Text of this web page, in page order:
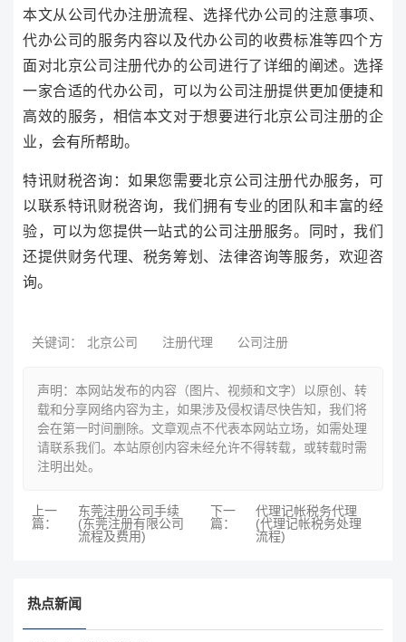
本文从公司代办注册流程、选择代办公司的注意事项、
代办公司的服务内容以及代办公司的收费标准等四个方
面对北京公司注册代办的公司进行了详细的阐述。选择
一家合适的代办公司，可以为公司注册提供更加便捷和
高效的服务，相信本文对于想要进行北京公司注册的企
业，会有所帮助。
特讯财税咨询：如果您需要北京公司注册代办服务，可
以联系特讯财税咨询，我们拥有专业的团队和丰富的经
验，可以为您提供一站式的公司注册服务。同时，我们
还提供财务代理、税务筹划、法律咨询等服务，欢迎咨
询。
关键词： 北京公司 注册代理 公司注册
声明：本网站发布的内容（图片、视频和文字）以原创、转
载和分享网络内容为主，如果涉及侵权请尽快告知，我们将
会在第一时间删除。文章观点不代表本网站立场，如需处理
请联系我们。本站原创内容未经允许不得转载，或转载时需
注明出处。
上一
篇：
东莞注册公司手续
(东莞注册有限公司
流程及费用)
下一
篇：
代理记帐税务代理
(代理记帐税务处理
流程)
热点新闻